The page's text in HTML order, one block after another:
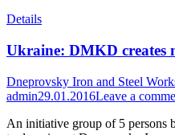
Details
Ukraine: DMKD creates
Dneprovsky Iron and Steel
admin29.01.2016Leave a
An initiative group of 5 persons